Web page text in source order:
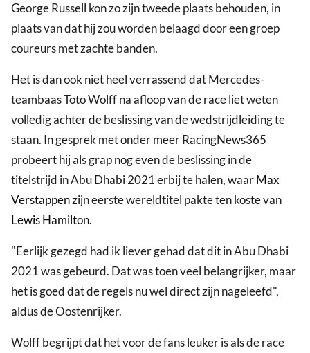
George Russell kon zo zijn tweede plaats behouden, in
plaats van dat hij zou worden belaagd door een groep
coureurs met zachte banden.
Het is dan ook niet heel verrassend dat Mercedes-
teambaas Toto Wolff na afloop van de race liet weten
volledig achter de beslissing van de wedstrijdleiding te
staan. In gesprek met onder meer RacingNews365
probeert hij als grap nog even de beslissing in de
titelstrijd in Abu Dhabi 2021 erbij te halen, waarMax
Verstappenzijn eerste wereldtitel pakte ten koste van
Lewis Hamilton.
"Eerlijk gezegd had ik liever gehad dat dit in Abu Dhabi
2021 was gebeurd. Dat was toen veel belangrijker, maar
het is goed dat de regels nu wel direct zijn nageleefd",
aldus de Oostenrijker.
Wolff begrijpt dat het voor de fans leuker is als de race